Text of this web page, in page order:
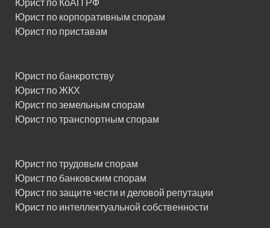
Юрист по корпоративным спорам
Юрист по приставам
Юрист по банкротству
Юрист по ЖКХ
Юрист по земельным спорам
Юрист по транспортным спорам
Юрист по трудовым спорам
Юрист по банковским спорам
Юрист по защите чести и деловой репутации
Юрист по интеллектуальной собственности